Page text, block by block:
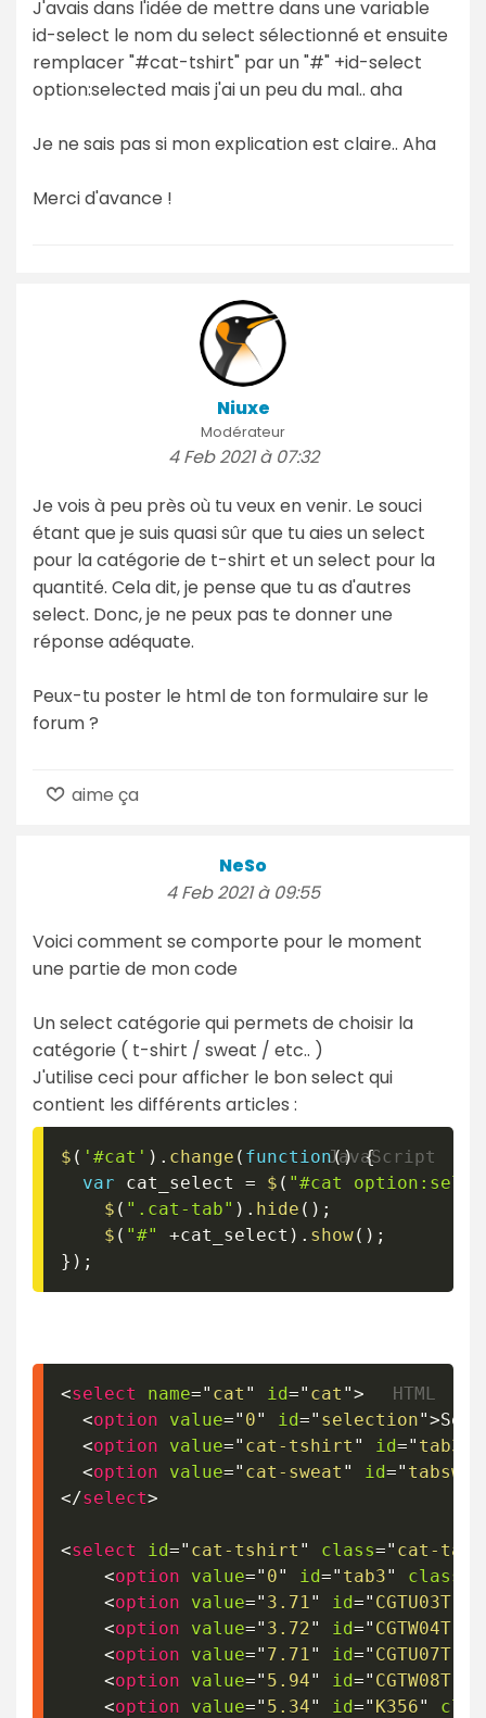
J'avais dans l'idée de mettre dans une variable
id-select le nom du select sélectionné et ensuite
remplacer "#cat-tshirt" par un "#" +id-select
option:selected mais j'ai un peu du mal.. aha
Je ne sais pas si mon explication est claire.. Aha
Merci d'avance !
Niuxe
Modérateur
4 Feb 2021 à 07:32
Je vois à peu près où tu veux en venir. Le souci
étant que je suis quasi sûr que tu aies un select
pour la catégorie de t-shirt et un select pour la
quantité. Cela dit, je pense que tu as d'autres
select. Donc, je ne peux pas te donner une
réponse adéquate.
Peux-tu poster le html de ton formulaire sur le
forum ?
aime ça
NeSo
4 Feb 2021 à 09:55
Voici comment se comporte pour le moment
une partie de mon code
Un select catégorie qui permets de choisir la
catégorie ( t-shirt / sweat / etc.. )
J'utilise ceci pour afficher le bon select qui
contient les différents articles :
$ ( '#cat' ) . change ( function() {
var cat_select = $ ( "#cat
$ ( ".cat-tab" ) . hide ( ) ;
$ ( "#" +cat_select ) . show( ) ;
} ) ;
<select name=" cat " id=" cat ">
<option value=" 0" id=" selection">
<option value=" cat-tshirt " id=" tab3
<option value=" cat-sweat " id="
</select>
<select id=" cat-tshirt " class=" cat-tab
<option value=" 0" id=" tab3" class
<option value=" 3.71 " id=" CGTU03T
<option value=" 3.72" id=" CGTW04T
<option value=" 7.71 " id=" CGTU07T
<option value=" 5.94" id=" CGTW08T
<option value=" 5.34" id=" K356"